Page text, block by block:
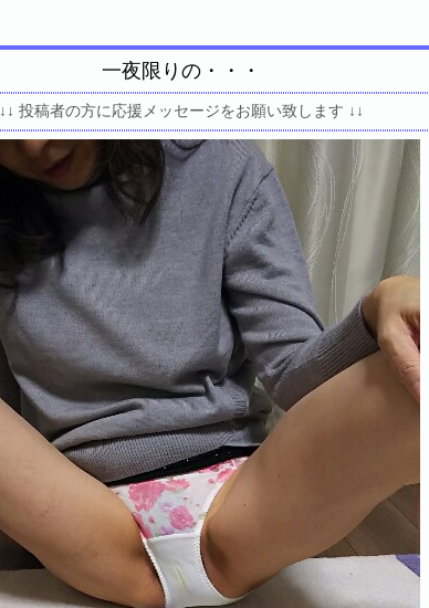
一夜限りの・・・
↓↓ 投稿者の方に応援メッセージをお願い致します ↓↓